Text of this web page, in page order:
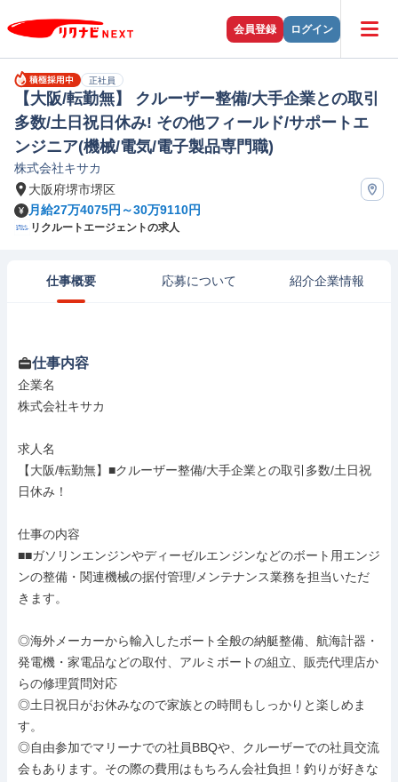
会員登録 ログイン
正社員
【大阪/転勤無】 クルーザー整備/大手企業との取引
多数/土日祝日休み! その他フィールド/サポートエ
ンジニア(機械/電気/電子製品専門職)
株式会社キサカ
大阪府堺市堺区
月給27万4075円～30万9110円
リクルートエージェントの求人
仕事概要 応募について 紹介企業情報
仕事内容
企業名
株式会社キサカ
求人名
【大阪/転勤無】■クルーザー整備/大手企業との取引多数/土日祝
日休み！
仕事の内容
■■ガソリンエンジンやディーゼルエンジンなどのボート用エンジ
ンの整備・関連機械の据付管理/メンテナンス業務を担当いただ
きます。
◎海外メーカーから輸入したボート全般の納艇整備、航海計器・
発電機・家電品などの取付、アルミボートの組立、販売代理店か
らの修理質問対応
◎土日祝日がお休みなので家族との時間もしっかりと楽しめま
す。
◎自由参加でマリーナでの社員BBQや、クルーザーでの社員交流
会もあります。その際の費用はもちろん会社負担！釣りが好きな